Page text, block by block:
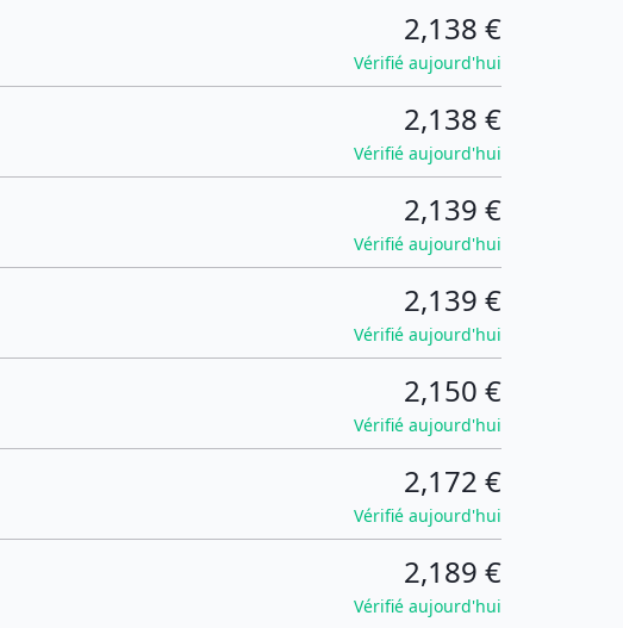
2,138 €
Vérifié aujourd'hui
2,138 €
Vérifié aujourd'hui
2,139 €
Vérifié aujourd'hui
2,139 €
Vérifié aujourd'hui
2,150 €
Vérifié aujourd'hui
2,172 €
Vérifié aujourd'hui
2,189 €
Vérifié aujourd'hui